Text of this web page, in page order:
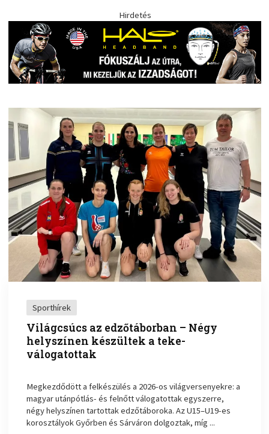
Hirdetés
Sporthírek
Világcsúcs az edzőtáborban – Négy
helyszínen készültek a teke-
válogatottak
Megkezdődött a felkészülés a 2026-os világversenyekre: a
magyar utánpótlás- és felnőtt válogatottak egyszerre,
négy helyszínen tartottak edzőtáboroka. Az U15–U19-es
korosztályok Győrben és Sárváron dolgoztak, míg ...